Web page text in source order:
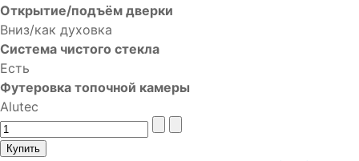
Открытие/подъём дверки
Вниз/как духовка
Система чистого стекла
Есть
Футеровка топочной камеры
Alutec